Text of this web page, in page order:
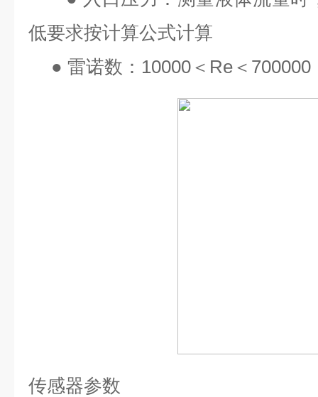
低要求按计算公式计算
● 雷诺数： 10000 ＜ Re ＜ 700000
传感器参数